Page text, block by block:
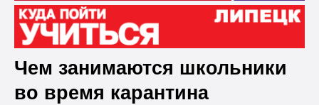
Чем занимаются школьники
во время карантина